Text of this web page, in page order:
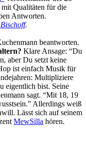
mit Qualitäten für die
Antworten.
.
beantworten.
Klare Ansage: “Du
aber Du setzt keine
ist einfach Musik für
Multipliziere
eigentlich bist. Seine
sagt. “Mit 18, 19
Allerdings weiß
Lässt sich auf seinem
MewSilla hören.